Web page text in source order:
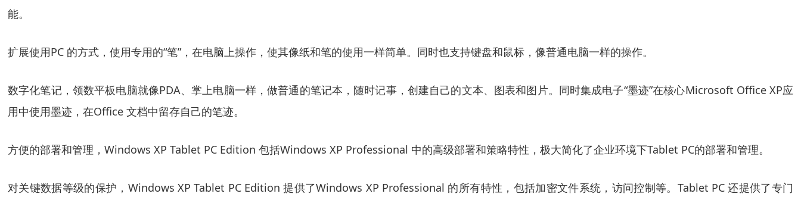
能。
扩展使用PC 的方式，使用专用的“笔”，在电脑上操作，使其像纸和笔的使用一样简单。同时也支持键盘和鼠标，像普通电脑一样的操作。
数字化笔记，领数平板电脑就像PDA、掌上电脑一样，做普通的笔记本，随时记事，创建自己的文本、图表和图片。同时集成电子“墨迹”在核心Microsoft Office XP应
用中使用墨迹，在Office 文档中留存自己的笔迹。
方便的部署和管理，Windows XP Tablet PC Edition 包括Windows XP Professional 中的高级部署和策略特性，极大简化了企业环境下Tablet PC的部署和管理。
对关键数据等级的保护，Windows XP Tablet PC Edition 提供了Windows XP Professional 的所有特性，包括加密文件系统，访问控制等。Tablet PC 还提供了专门